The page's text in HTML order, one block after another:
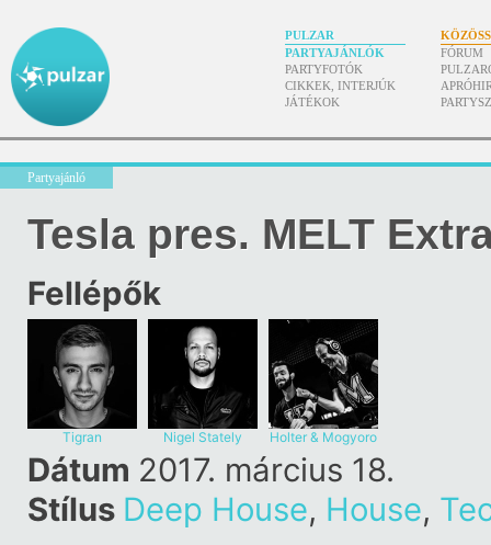
PULZAR
PARTYAJÁNLÓK
PARTYFOTÓK
CIKKEK, INTERJÚK
JÁTÉKOK
FÓRUM
Partyajánló
Tesla pres. MELT
Fellépők
Tigran Nigel Stately Holter & Mogyoro
Dátum 2017. március 18.
Stílus Deep House, House,